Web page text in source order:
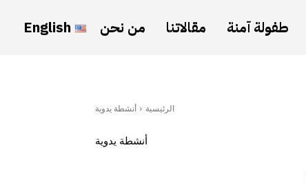
طفولة آمنة مقالاتنا من نحن English
الرئيسية أنشطة يدوية
أنشطة يدوية